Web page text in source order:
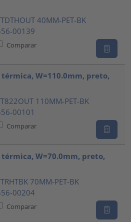
40MM-PET-BK
00139
Comparar
W=110.0mm, preto,
110MM-PET-BK
00101
Comparar
W=70.0mm, preto,
70MM-PET-BK
00204
Comparar